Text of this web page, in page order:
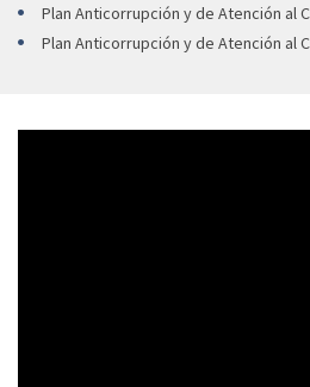
Plan Anticorrupción y de Atención al
Plan Anticorrupción y de Atención al